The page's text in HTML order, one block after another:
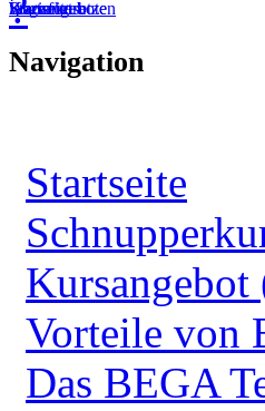
Startseite
Kursangebote
Kurs fortsetzen
Warenkorb
Login
Navigation
Startseite
Kursangebot
Vorteile von
Das BEGA